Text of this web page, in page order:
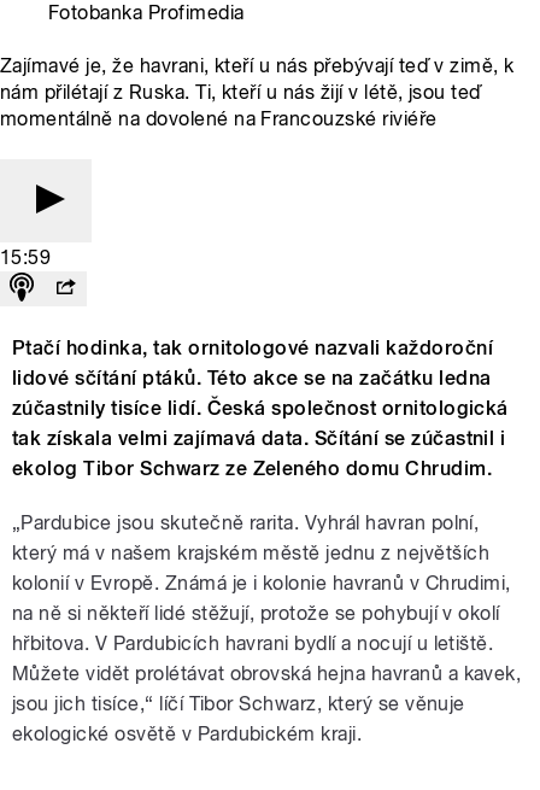
Fotobanka Profimedia
Zajímavé je, že havrani, kteří u nás přebývají teď v zimě, k
nám přilétají z Ruska. Ti, kteří u nás žijí v létě, jsou teď
momentálně na dovolené na Francouzské riviéře
15:59
Ptačí hodinka, tak ornitologové nazvali každoroční
lidové sčítání ptáků. Této akce se na začátku ledna
zúčastnily tisíce lidí. Česká společnost ornitologická
tak získala velmi zajímavá data. Sčítání se zúčastnil i
ekolog Tibor Schwarz ze Zeleného domu Chrudim.
„Pardubice jsou skutečně rarita. Vyhrál havran polní,
který má v našem krajském městě jednu z největších
kolonií v Evropě. Známá je i kolonie havranů v Chrudimi,
na ně si někteří lidé stěžují, protože se pohybují v okolí
hřbitova. V Pardubicích havrani bydlí a nocují u letiště.
Můžete vidět prolétávat obrovská hejna havranů a kavek,
jsou jich tisíce,“ líčí Tibor Schwarz, který se věnuje
ekologické osvětě v Pardubickém kraji.